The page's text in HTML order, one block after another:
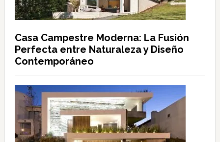
Casa Campestre Moderna: La Fusión
Perfecta entre Naturaleza y Diseño
Contemporáneo